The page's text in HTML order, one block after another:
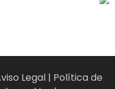
Legal| Política de